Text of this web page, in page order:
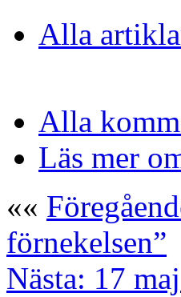
Alla
Alla
Läs mer
««
förnekelsen”
Nästa: 17